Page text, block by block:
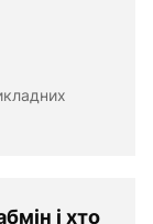
і хто